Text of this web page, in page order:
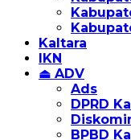
Kaltara
IKN
⏏ ADV
Ads
DPRD
BPBD